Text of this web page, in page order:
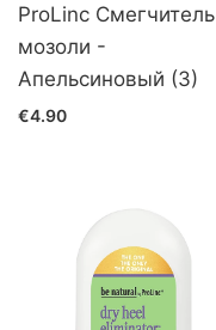
ProLinc Смегчитель
мозоли -
Апельсиновый (3)
€4.90